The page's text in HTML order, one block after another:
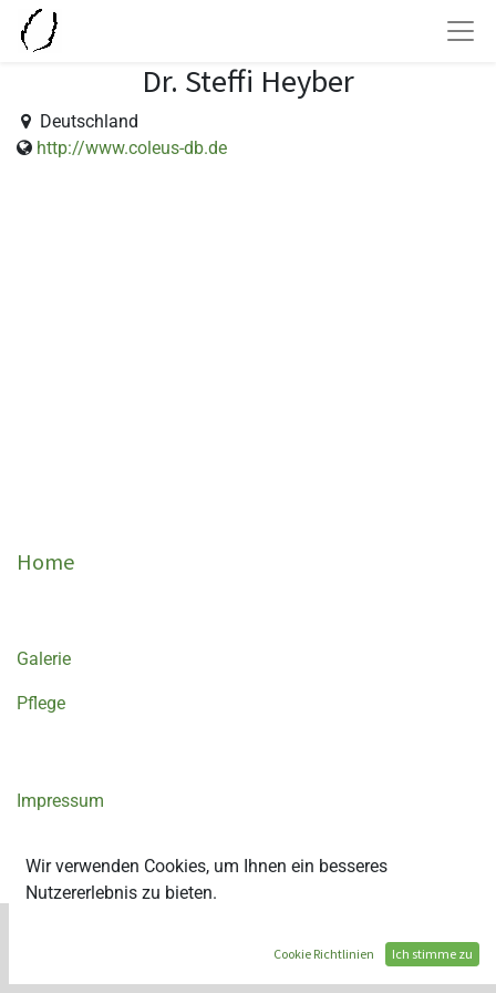
Dr. Steffi Heyber
Deutschland
http://www.coleus-db.de
Home
Galerie
Pflege
Impressum
- Die #1Open-Source eCommerce
Wir verwenden Cookies, um Ihnen ein besseres
Nutzererlebnis zu bieten.
Cookie Richtlinien Ich stimme zu